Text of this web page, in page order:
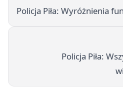
Policja Piła: Wyróżnienia
Policja Piła: